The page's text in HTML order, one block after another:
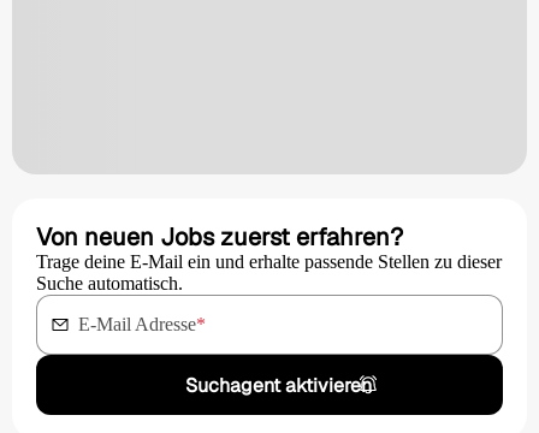
Von neuen Jobs zuerst erfahren?
Trage deine E-Mail ein und erhalte passende Stellen zu dieser
Suche automatisch.
E-Mail Adresse*
Suchagent aktivieren